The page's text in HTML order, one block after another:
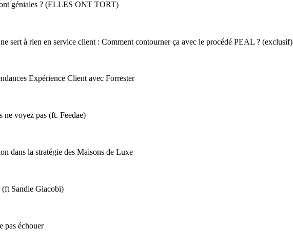
géniales ? (ELLES ONT TORT)
sert à rien en service client : Comment contourner ça avec le procédé PEAL ? (exclusif)
Expérience Client avec Forrester
ne voyez pas (ft. Feedae)
dans la stratégie des Maisons de Luxe
Sandie Giacobi)
pas échouer